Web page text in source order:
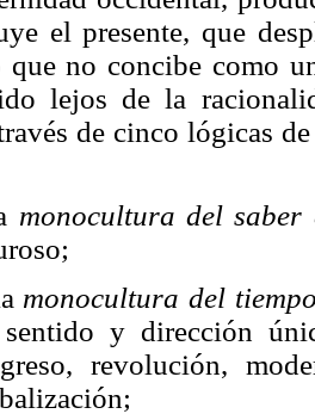
el presente, que
que no concibe como
lejos de la
de cinco lógicas
monocultura del saber
monocultura del
y dirección
revolución,